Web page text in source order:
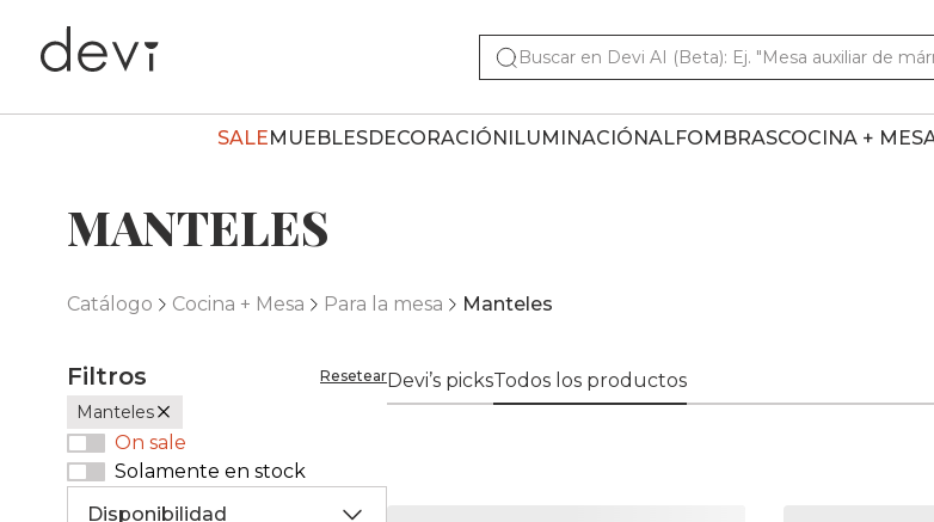
SALEMUEBLESDECORACIÓNILUMINACIÓNALFOMBRASCOCINA +
MANTELES
Catálogo Cocina + Mesa Para la mesa Manteles
Filtros Resetear
Manteles
On sale
Solamente en stock
Disponibilidad
Devi’s picksTodos los productos